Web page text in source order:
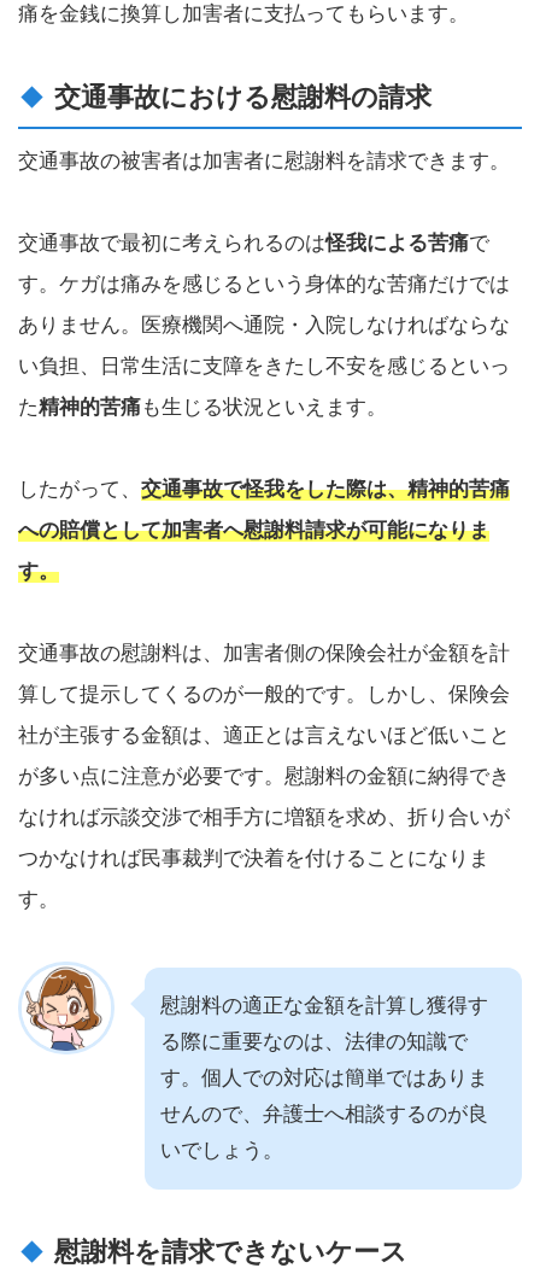
痛を金銭に換算し加害者に支払ってもらいます。
交通事故における慰謝料の請求
交通事故の被害者は加害者に慰謝料を請求できます。
交通事故で最初に考えられるのは怪我による苦痛で
す。ケガは痛みを感じるという身体的な苦痛だけでは
ありません。医療機関へ通院・入院しなければならな
い負担、日常生活に支障をきたし不安を感じるといっ
た精神的苦痛も生じる状況といえます。
したがって、 交通事故で怪我をした際は、精神的苦痛
への賠償として加害者へ慰謝料請求が可能になりま
す。
交通事故の慰謝料は、加害者側の保険会社が金額を計
算して提示してくるのが一般的です。しかし、保険会
社が主張する金額は、適正とは言えないほど低いこと
が多い点に注意が必要です。慰謝料の金額に納得でき
なければ示談交渉で相手方に増額を求め、折り合いが
つかなければ民事裁判で決着を付けることになりま
す。
慰謝料の適正な金額を計算し獲得す
る際に重要なのは、法律の知識で
す。個人での対応は簡単ではありま
せんので、弁護士へ相談するのが良
いでしょう。
慰謝料を請求できないケース